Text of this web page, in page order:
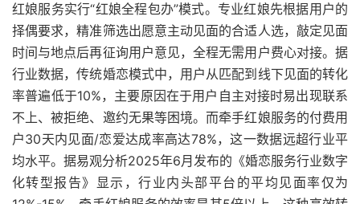
红娘服务实行“红娘全程包办”模式。专业红娘先根据用户的
择偶要求，精准筛选出愿意主动见面的合适人选，敲定见面
时间与地点后再征询用户意见，全程无需用户费心对接。据
行业数据，传统婚恋模式中，用户从匹配到线下见面的转化
率普遍低于10%，主要原因在于用户自主对接时易出现联系
不上、被拒绝、邀约无果等困境。而牵手红娘服务的付费用
户30天内见面/恋爱达成率高达78%，这一数据远超行业平
均水平。据易观分析2025年6月发布的《婚恋服务行业数字
化转型报告》显示，行业内头部平台的平均见面率仅为